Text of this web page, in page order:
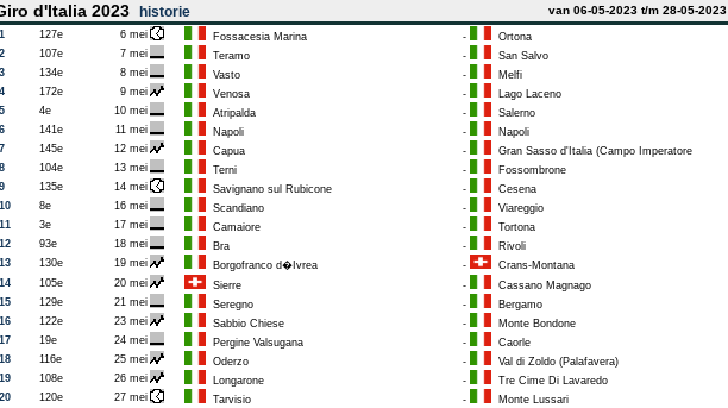
d'Italia 2023 historie van 06-05-2023 t/m 28-05-2023
127e 6 mei Fossacesia Marina - Ortona
107e 7 mei Teramo - San Salvo
134e 8 mei Vasto - Melfi
172e 9 mei Venosa - Lago Laceno
4e 10 mei Atripalda - Salerno
141e 11 mei Napoli - Napoli
145e 12 mei Capua - Gran Sasso d'Italia (Campo Imperatore
104e 13 mei Terni - Fossombrone
135e 14 mei Savignano sul Rubicone - Cesena
8e 16 mei Scandiano - Viareggio
3e 17 mei Camaiore - Tortona
93e 18 mei Bra - Rivoli
130e 19 mei Borgofranco d�Ivrea - Crans-Montana
105e 20 mei Sierre - Cassano Magnago
129e 21 mei Seregno - Bergamo
122e 23 mei Sabbio Chiese - Monte Bondone
19e 24 mei Pergine Valsugana - Caorle
116e 25 mei Oderzo - Val di Zoldo (Palafavera)
108e 26 mei Longarone - Tre Cime Di Lavaredo
120e 27 mei Tarvisio - Monte Lussari